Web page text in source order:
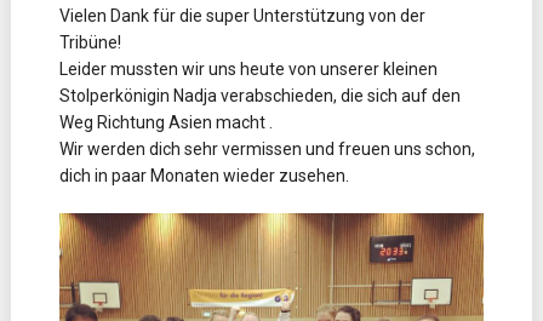
Vielen Dank für die super Unterstützung von der
Tribüne!
Leider mussten wir uns heute von unserer kleinen
Stolperkönigin Nadja verabschieden, die sich auf den
Weg Richtung Asien macht .
Wir werden dich sehr vermissen und freuen uns schon,
dich in paar Monaten wieder zusehen.